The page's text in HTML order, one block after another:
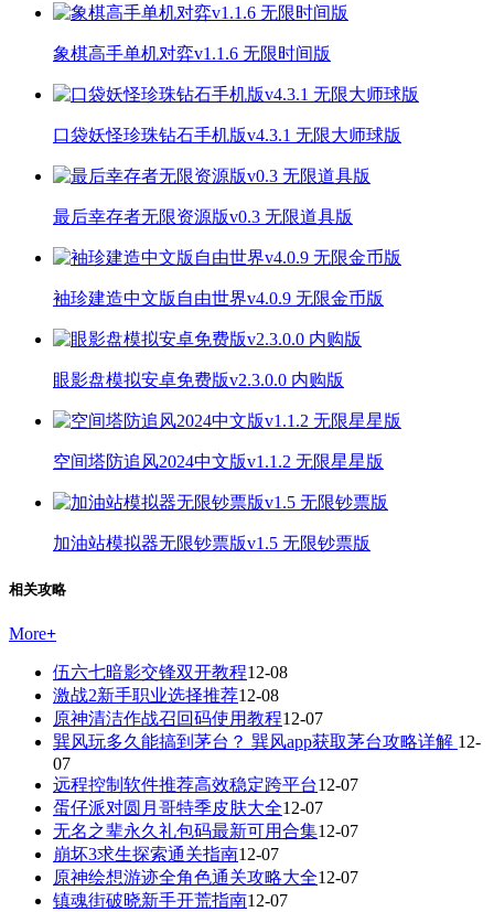
象棋高手单机对弈v1.1.6 无限时间版
口袋妖怪珍珠钻石手机版v4.3.1 无限大师球版
最后幸存者无限资源版v0.3 无限道具版
袖珍建造中文版自由世界v4.0.9 无限金币版
眼影盘模拟安卓免费版v2.3.0.0 内购版
空间塔防追风2024中文版v1.1.2 无限星星版
加油站模拟器无限钞票版v1.5 无限钞票版
相关攻略
More+
伍六七暗影交锋双开教程12-08
激战2新手职业选择推荐12-08
原神清洁作战召回码使用教程12-07
巽风玩多久能搞到茅台？ 巽风app获取茅台攻略详解 12-
07
远程控制软件推荐高效稳定跨平台12-07
蛋仔派对圆月哥特季皮肤大全12-07
无名之辈永久礼包码最新可用合集12-07
崩坏3求生探索通关指南12-07
原神绘想游迹全角色通关攻略大全12-07
镇魂街破晓新手开荒指南12-07